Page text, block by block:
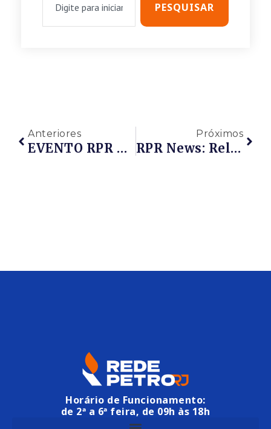
PESQUISAR
Anteriores
EVENTO RPR – ENCONTRO DE NEGÓCIOS – DESAFIOS E OPORTUNIDADES 2020 – PETRÓLEO E GÁS RIO DE JANEIRO
Próximos
RPR News: Release – Encontro De Negócios REDE PETRO RIO – SEBRAE-RJ
Horário de Funcionamento:
de 2ª a 6ª feira, de 09h às 18h